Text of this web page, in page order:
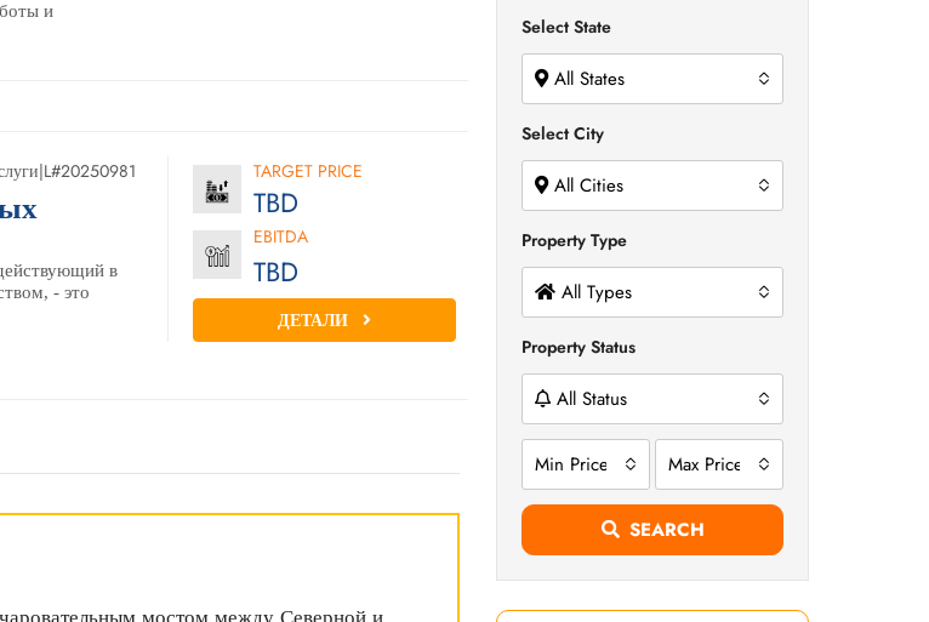
и
|L#20250981
в
- это
TARGET PRICE
TBD
EBITDA
TBD
ДЕТАЛИ
Select State
All States
Select City
All Cities
Property Type
All Types
Property Status
All Status
Min Price Max Price
SEARCH